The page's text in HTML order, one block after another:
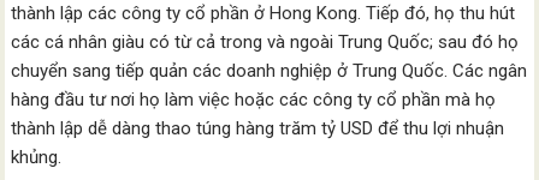
thành lập các công ty cổ phần ở Hong Kong. Tiếp đó, họ thu hút
các cá nhân giàu có từ cả trong và ngoài Trung Quốc; sau đó họ
chuyển sang tiếp quản các doanh nghiệp ở Trung Quốc. Các ngân
hàng đầu tư nơi họ làm việc hoặc các công ty cổ phần mà họ
thành lập dễ dàng thao túng hàng trăm tỷ USD để thu lợi nhuận
khủng.